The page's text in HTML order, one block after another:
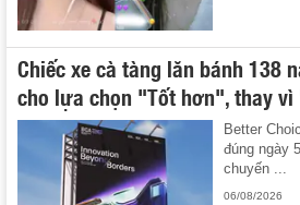
Chiếc xe cà tàng lăn bánh 138
cho lựa chọn "Tốt hơn", thay
Better
đúng ngày
chuyến ...
06/08/2026